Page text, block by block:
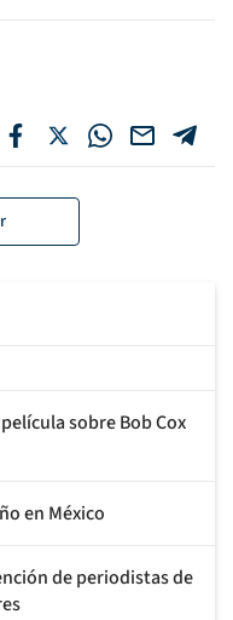
sobre Bob Cox
en México
de periodistas de